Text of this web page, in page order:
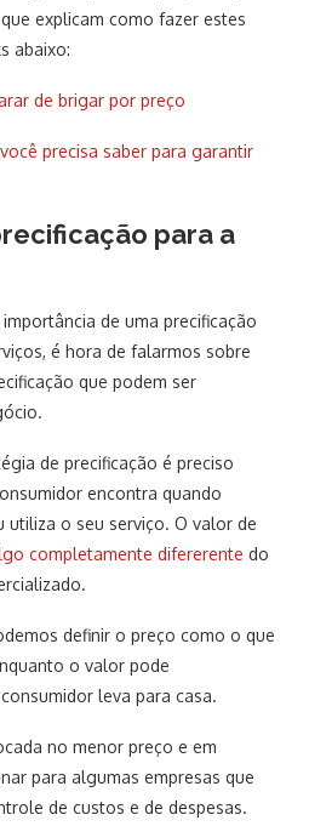
explicam como fazer estes
abaixo:
de brigar por preço
precisa saber para garantir
para a
de uma precificação
é hora de falarmos sobre
que podem ser
de precificação é preciso
encontra quando
o seu serviço. O valor de
completamente difererente do
definir o preço como o que
o valor pode
leva para casa.
no menor preço e em
para algumas empresas que
de custos e de despesas.